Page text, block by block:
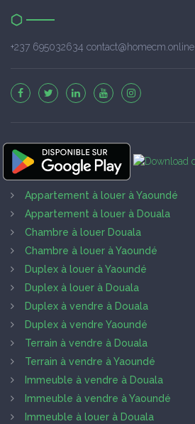
+237 695032634 contact@homecm.online
Appartement à louer à Yaoundé
Appartement à louer à Douala
Chambre à louer Douala
Chambre à louer à Yaoundé
Duplex à louer à Yaoundé
Duplex à louer à Douala
Duplex à vendre à Douala
Duplex à vendre Yaoundé
Terrain à vendre à Douala
Terrain à vendre à Yaoundé
Immeuble à vendre à Douala
Immeuble à vendre à Yaoundé
Immeuble à louer à Douala